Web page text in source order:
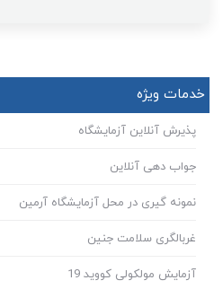
خدمات ویژه
پذیرش آنلاین آزمایشگاه
جواب دهی آنلاین
نمونه گیری در محل آزمایشگاه آرمین
غربالگری سلامت جنین
آزمایش مولکولی کووید 19